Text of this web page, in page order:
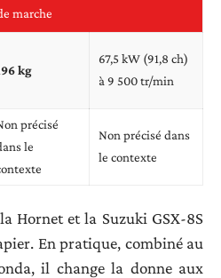
marche
kg
67,5 kW (91,8 ch)
à 9 500 tr/min
précisé
le
Non précisé dans
le contexte
Hornet et la Suzuki GSX-8S
En pratique, combiné au
il change la donne aux